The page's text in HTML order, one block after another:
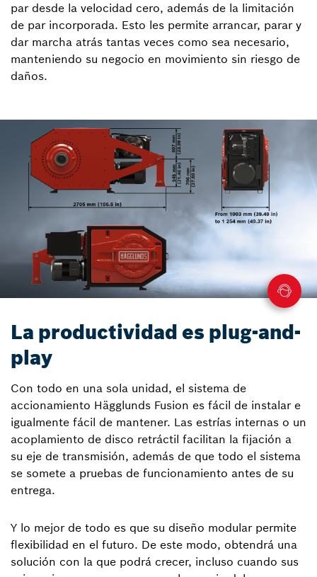
par desde la velocidad cero, además de la limitación
de par incorporada. Esto les permite arrancar, parar y
dar marcha atrás tantas veces como sea necesario,
manteniendo su negocio en movimiento sin riesgo de
daños.
La productividad es plug-and-
play
Con todo en una sola unidad, el sistema de
accionamiento Hägglunds Fusion es fácil de instalar e
igualmente fácil de mantener. Las estrías internas o un
acoplamiento de disco retráctil facilitan la fijación a
su eje de transmisión, además de que todo el sistema
se somete a pruebas de funcionamiento antes de su
entrega.
Y lo mejor de todo es que su diseño modular permite
flexibilidad en el futuro. De este modo, obtendrá una
solución con la que podrá crecer, incluso cuando sus